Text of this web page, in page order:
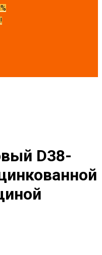
D38-